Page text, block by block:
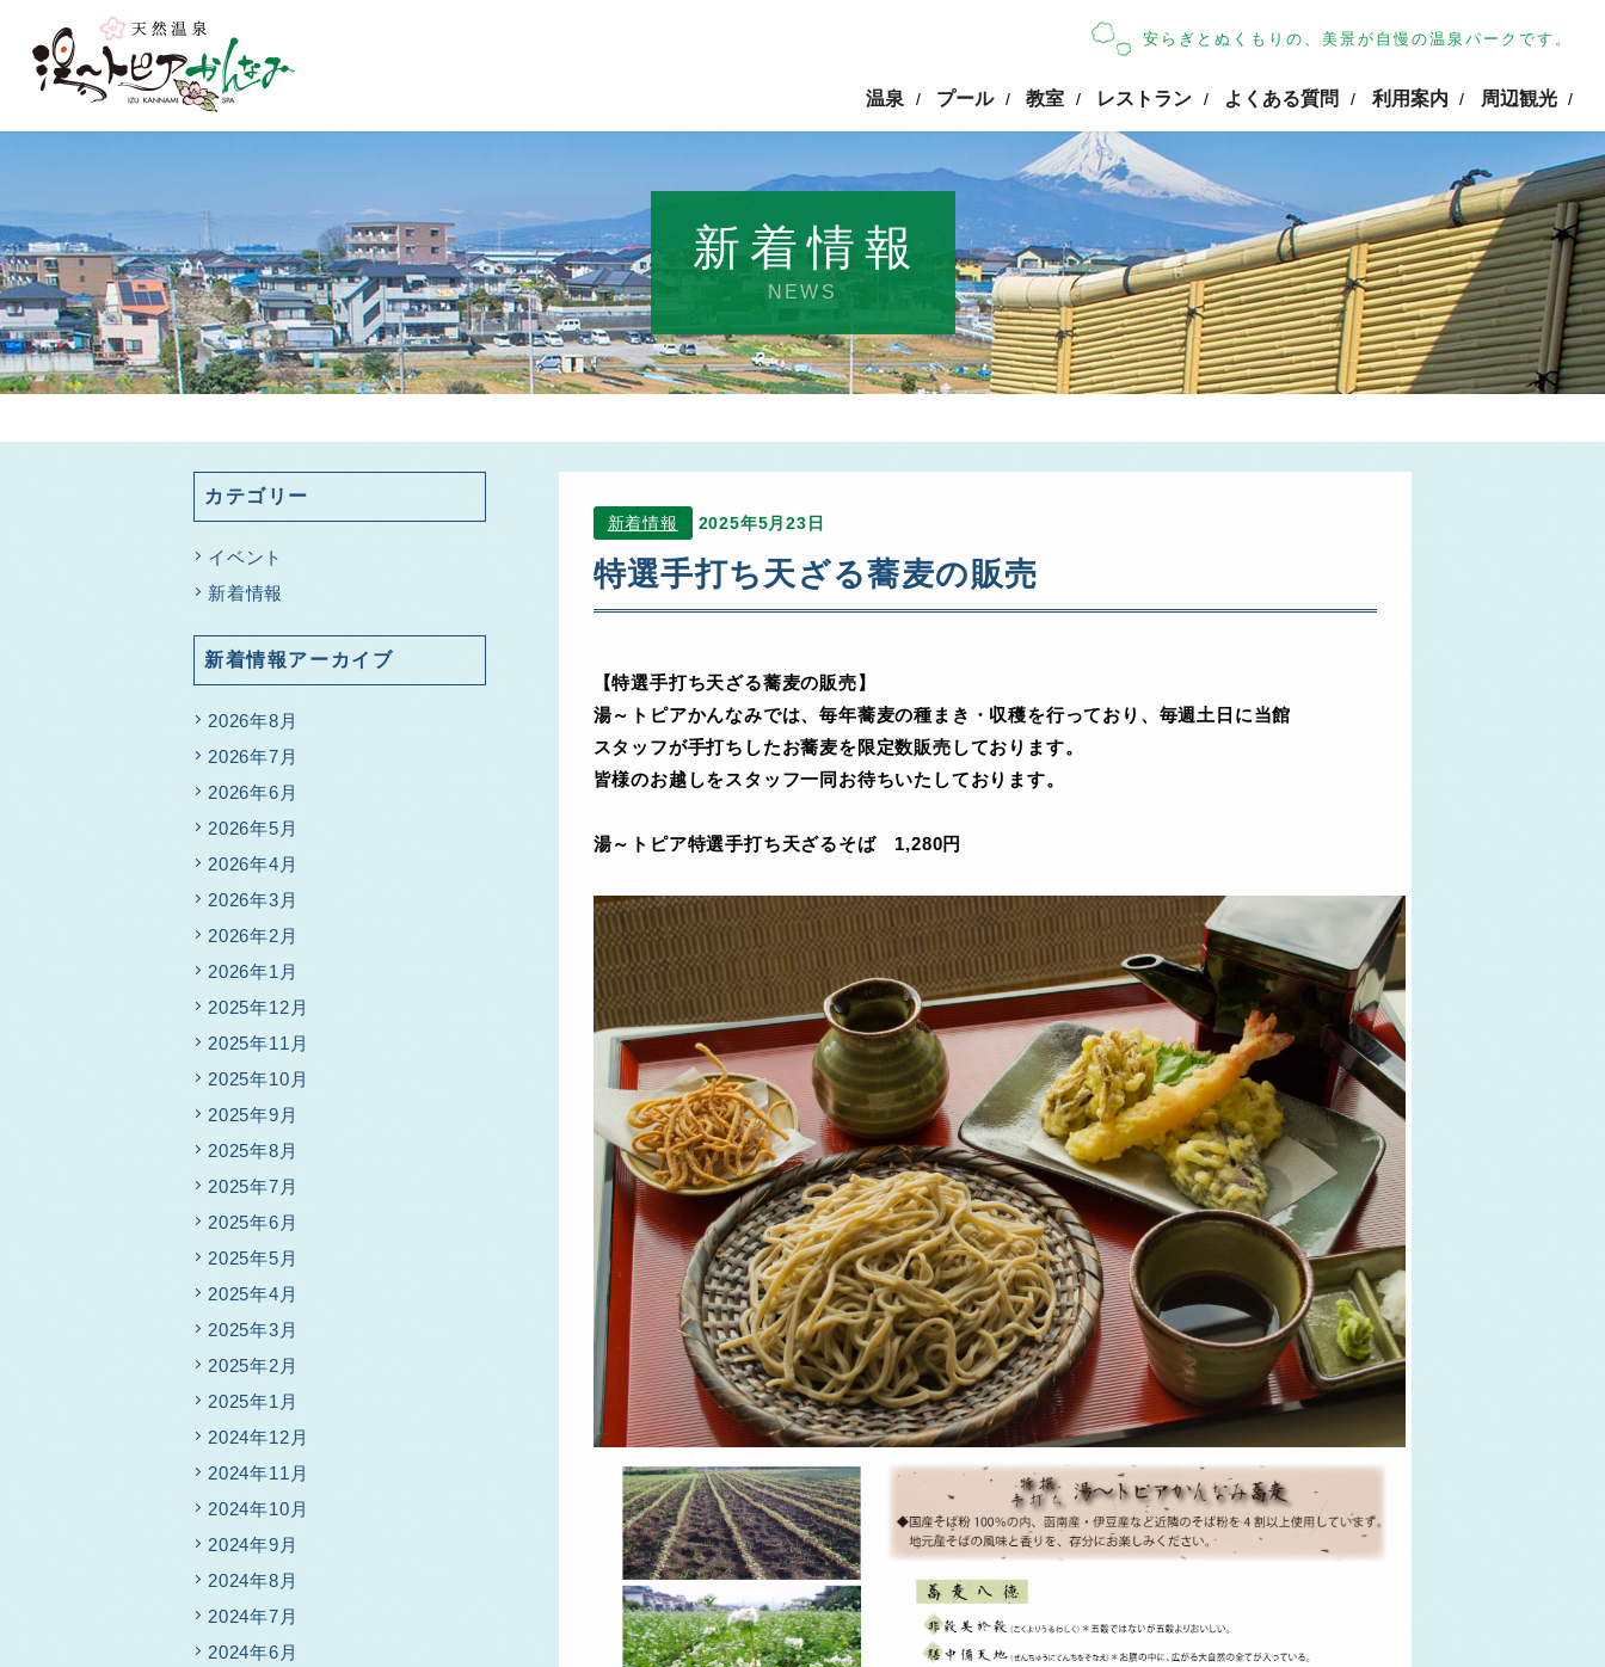
安らぎとぬくもりの、美景が自慢の温泉パークです。
温泉 / プール / 教室 / レストラン / よくある質問 / 利用案内 / 周辺観光 /
新着情報
NEWS
新着情報 2025年5月23日
特選手打ち天ざる蕎麦の販売
【特選手打ち天ざる蕎麦の販売】
湯～トピアかんなみでは、毎年蕎麦の種まき・収穫を行っており、毎週土日に当館
スタッフが手打ちしたお蕎麦を限定数販売しております。
皆様のお越しをスタッフ一同お待ちいたしております。
湯～トピア特選手打ち天ざるそば 1,280円
カテゴリー
イベント
新着情報
新着情報アーカイブ
2026年8月
2026年7月
2026年6月
2026年5月
2026年4月
2026年3月
2026年2月
2026年1月
2025年12月
2025年11月
2025年10月
2025年9月
2025年8月
2025年7月
2025年6月
2025年5月
2025年4月
2025年3月
2025年2月
2025年1月
2024年12月
2024年11月
2024年10月
2024年9月
2024年8月
2024年7月
2024年6月